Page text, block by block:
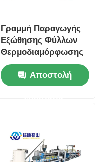
Γραμμή Παραγωγής
Εξώθησης Φύλλων
Θερμοδιαμόρφωσης
PP/PS Δίδυμης Βίδας
1220mm-2100mm
Αποστολή